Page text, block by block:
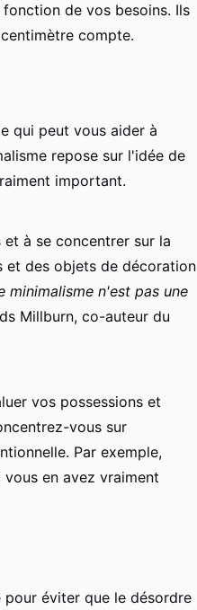
de vos besoins. Ils
compte.
qui peut vous aider à
repose sur l'idée de
important.
à se concentrer sur la
et des objets de décoration
minimalisme n'est pas une
Millburn, co-auteur du
vos possessions et
vous sur
Par exemple,
en avez vraiment
éviter que le désordre